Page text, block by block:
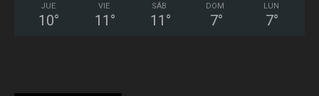
JUE
10°
VIE
11 °
SÁB
11 °
DOM
7°
LUN
7°